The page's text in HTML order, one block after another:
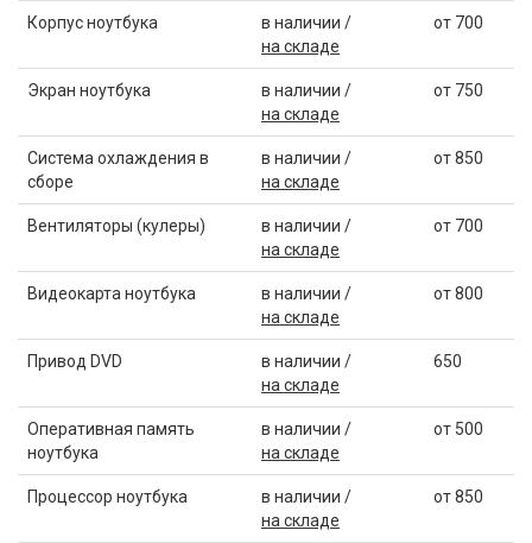
Корпус ноутбука
в наличии /
на складе
от 700
Экран ноутбука
в наличии /
на складе
от 750
Система охлаждения в
сборе
в наличии /
на складе
от 850
Вентиляторы (кулеры)
в наличии /
на складе
от 700
Видеокарта ноутбука
в наличии /
на складе
от 800
Привод DVD
в наличии /
на складе
650
Оперативная память
ноутбука
в наличии /
на складе
от 500
Процессор ноутбука
в наличии /
на складе
от 850